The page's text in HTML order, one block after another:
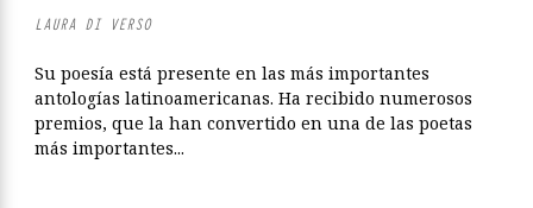
LAURA DI VERSO
Su poesía está presente en las más importantes
antologías latinoamericanas. Ha recibido numerosos
premios, que la han convertido en una de las poetas
más importantes...